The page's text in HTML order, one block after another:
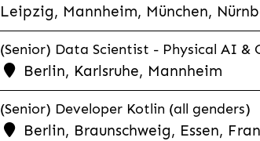
Leipzig, Mannheim, München,
(Senior) Data Scientist - Physical AI &
Berlin, Karlsruhe, Mannheim
(Senior) Developer Kotlin (all genders)
Berlin, Braunschweig, Essen,